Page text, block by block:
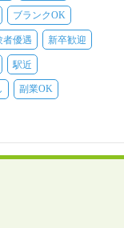
ブランクOK
者優遇 新卒歓迎
駅近
副業OK